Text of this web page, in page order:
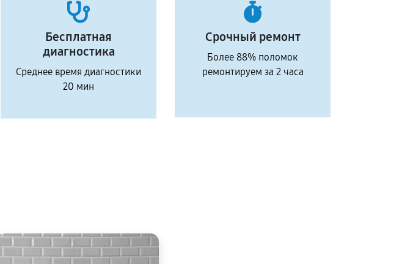
Бесплатная
диагностика
Среднее время диагностики
20 мин
Срочный ремонт
Более 88% поломок
ремонтируем за 2 часа